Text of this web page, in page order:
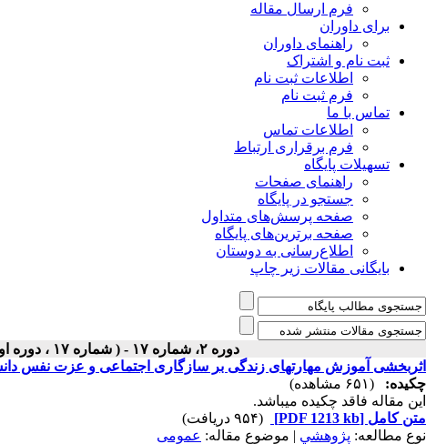
فرم ارسال مقاله
برای داوران
راهنمای داوران
ثبت نام و اشتراک
اطلاعات ثبت نام
فرم ثبت نام
تماس با ما
اطلاعات تماس
فرم برقراری ارتباط
تسهیلات پایگاه
راهنمای صفحات
جستجو در پایگاه
صفحه پرسش‌های متداول
صفحه برترین‌های پایگاه
اطلاع‌رسانی به دوستان
بایگانی مقالات زیر چاپ
دوره ۲، شماره ۱۷ - ( شماره ۱۷ ، دوره اول ، سال دوم ، بهار ۱۳۹۸ ۱۳۹۸ )
اثربخشی آموزش مهارتهای زندگی بر سازگاری اجتماعی و عزت نفس دانش
چکیده:
(۶۵۱ مشاهده)
این مقاله فاقد چکیده می​باشد.
متن کامل [PDF 1213 kb]
(۹۵۴ دریافت)
نوع مطالعه: پژوهشي | موضوع مقاله: عمومى